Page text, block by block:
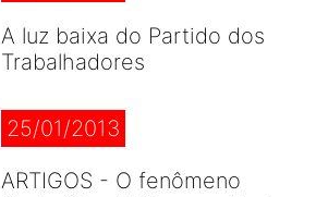
A luz baixa do Partido dos
Trabalhadores
25/01/2013
ARTIGOS - O fenômeno